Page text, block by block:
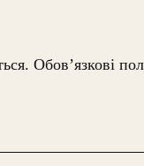
Обов’язкові